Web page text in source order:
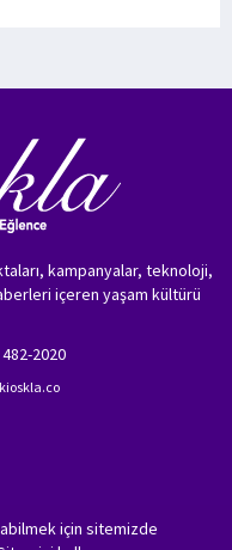
için sitemizde
kampanyalar, teknoloji,
içeren yaşam kültürü
2020